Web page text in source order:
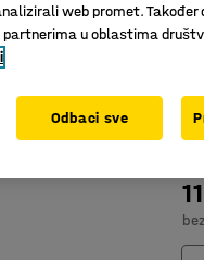
web promet. Također
u oblastima
Odbaci sve